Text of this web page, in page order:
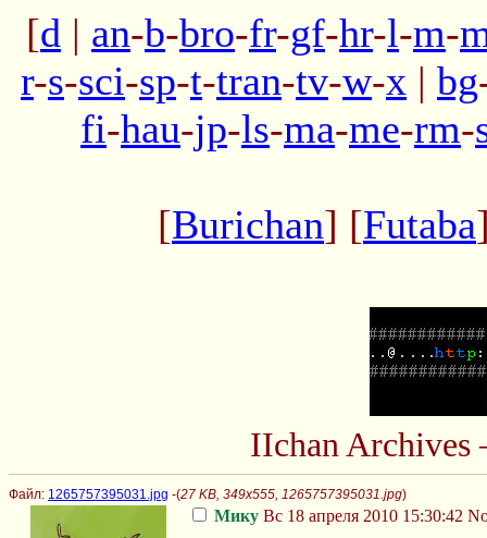
[d | an-b-bro-fr-gf-hr-l-m-
r-s-sci-sp-t-tran-tv-w-x | bg
fi-hau-jp-ls-ma-me-rm-
[Burichan] [Futaba
IIchan
Файл: 1265757395031.jpg -(27 KB, 349x555, 1265757395031.jpg)
Мику Вс 18 апреля 2010 15:30:42